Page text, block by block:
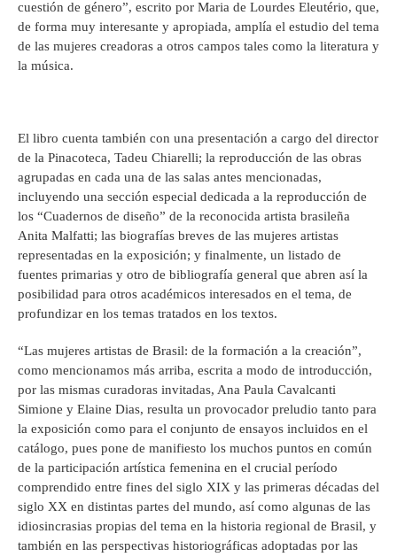
cuestión de género”, escrito por Maria de Lourdes Eleutério, que,
de forma muy interesante y apropiada, amplía el estudio del tema
de las mujeres creadoras a otros campos tales como la literatura y
la música.
El libro cuenta también con una presentación a cargo del director
de la Pinacoteca, Tadeu Chiarelli; la reproducción de las obras
agrupadas en cada una de las salas antes mencionadas,
incluyendo una sección especial dedicada a la reproducción de
los “Cuadernos de diseño” de la reconocida artista brasileña
Anita Malfatti; las biografías breves de las mujeres artistas
representadas en la exposición; y finalmente, un listado de
fuentes primarias y otro de bibliografía general que abren así la
posibilidad para otros académicos interesados en el tema, de
profundizar en los temas tratados en los textos.
“Las mujeres artistas de Brasil: de la formación a la creación”,
como mencionamos más arriba, escrita a modo de introducción,
por las mismas curadoras invitadas, Ana Paula Cavalcanti
Simione y Elaine Dias, resulta un provocador preludio tanto para
la exposición como para el conjunto de ensayos incluidos en el
catálogo, pues pone de manifiesto los muchos puntos en común
de la participación artística femenina en el crucial período
comprendido entre fines del siglo XIX y las primeras décadas del
siglo XX en distintas partes del mundo, así como algunas de las
idiosincrasias propias del tema en la historia regional de Brasil, y
también en las perspectivas historiográficas adoptadas por las